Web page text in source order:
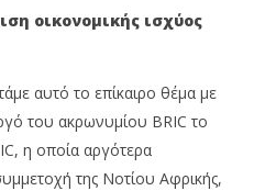
οικονομικής ισχύος
αυτό το επίκαιρο θέμα με
του ακρωνυμίου BRIC το
η οποία αργότερα
της Νοτίου Αφρικής,